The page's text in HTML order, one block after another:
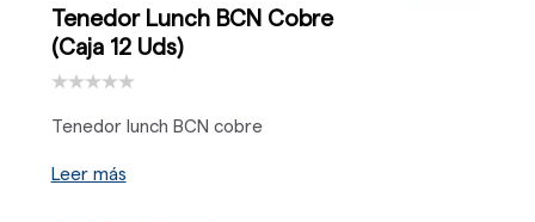
Tenedor Lunch BCN Cobre
(Caja 12 Uds)
Tenedor lunch BCN cobre
Leer más